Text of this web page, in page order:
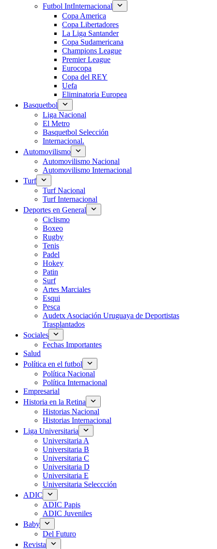
Futbol IntInternacional
Copa America
Copa Libertadores
La Liga Santander
Copa Sudamericana
Champions League
Premier League
Eurocopa
Copa del REY
Uefa
Eliminatoria Europea
Basquetbol
Liga Nacional
El Metro
Basquetbol Selección
Internacional.
Automovilismo
Automovilismo Nacional
Automovilismo Internacional
Turf
Turf Nacional
Turf Internacional
Deportes en General
Ciclismo
Boxeo
Rugby
Tenis
Padel
Hokey
Patin
Surf
Artes Marciales
Esqui
Pesca
Audetx Asociación Uruguaya de Deportistas
Trasplantados
Sociales
Fechas Importantes
Salud
Política en el futbol
Política Nacional
Política Internacional
Empresarial
Historia en la Retina
Historias Nacional
Historias Internacional
Liga Universitaria
Universitaria A
Universitaria B
Universitaria C
Universitaria D
Universitaria E
Universitaria Seleccción
ADIC
ADIC Papis
ADIC Juveniles
Baby
Del Futuro
Revista